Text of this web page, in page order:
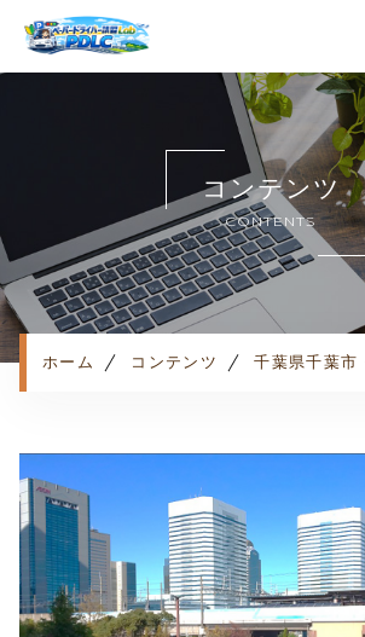
ホーム
当スクールについて
キャンペーン
料金表・コース
出張エリア
予約状況
利用規約
プライバシーポリシー
コンテンツ
CONTENTS
ホーム コンテンツ